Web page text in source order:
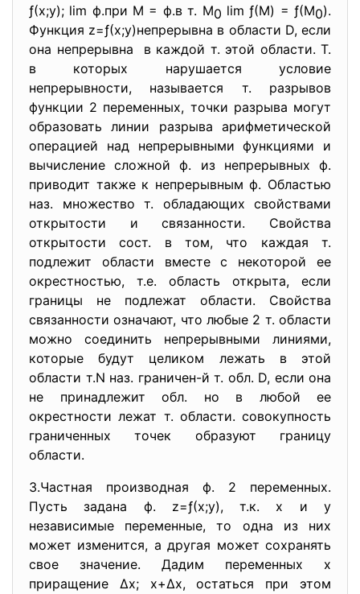
ƒ(х;у); lim ф.при М = ф.в т. М0 lim ƒ(М) = ƒ(М0).
Функция z=ƒ(х;у)непрерывна в области D, если
она непрерывна в каждой т. этой области. Т.
в которых нарушается условие
непрерывности, называется т. разрывов
функции 2 переменных, точки разрыва могут
образовать линии разрыва арифметической
операцией над непрерывными функциями и
вычисление сложной ф. из непрерывных ф.
приводит также к непрерывным ф. Областью
наз. множество т. обладающих свойствами
открытости и связанности. Свойства
открытости сост. в том, что каждая т.
подлежит области вместе с некоторой ее
окрестностью, т.е. область открыта, если
границы не подлежат области. Свойства
связанности означают, что любые 2 т. области
можно соединить непрерывными линиями,
которые будут целиком лежать в этой
области т.N наз. граничен-й т. обл. D, если она
не принадлежит обл. но в любой ее
окрестности лежат т. области. совокупность
граниченных точек образуют границу
области.
3.Частная производная ф. 2 переменных.
Пусть задана ф. z=ƒ(х;у), т.к. х и у
независимые переменные, то одна из них
может изменится, а другая может сохранять
свое значение. Дадим переменных х
приращение ∆х; х+∆х, остаться при этом